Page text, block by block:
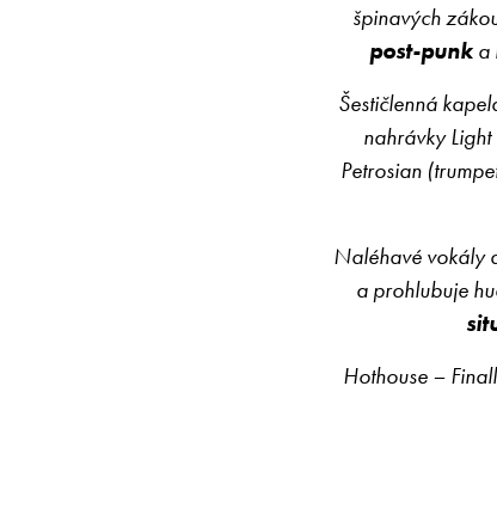
špinavých
post-punk a
Šestičlenná
nahrávky
Petrosian
Naléhavé vokály
a prohlubuje
Hothouse –